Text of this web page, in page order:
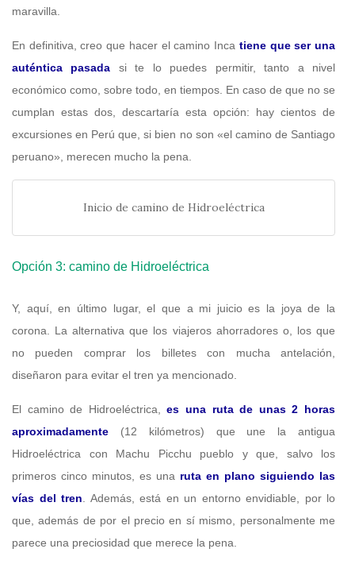
maravilla.
En definitiva, creo que hacer el camino Inca tiene que ser una
auténtica pasada si te lo puedes permitir, tanto a nivel
económico como, sobre todo, en tiempos. En caso de que no se
cumplan estas dos, descartaría esta opción: hay cientos de
excursiones en Perú que, si bien no son «el camino de Santiago
peruano», merecen mucho la pena.
Inicio de camino de Hidroeléctrica
Opción 3: camino de Hidroeléctrica
Y, aquí, en último lugar, el que a mi juicio es la joya de la
corona. La alternativa que los viajeros ahorradores o, los que
no pueden comprar los billetes con mucha antelación,
diseñaron para evitar el tren ya mencionado.
El camino de Hidroeléctrica,es una ruta de unas 2 horas
aproximadamente (12 kilómetros) que une la antigua
Hidroeléctrica con Machu Picchu pueblo y que, salvo los
primeros cinco minutos, es una ruta en plano siguiendo las
vías del tren . Además, está en un entorno envidiable, por lo
que, además de por el precio en sí mismo, personalmente me
parece una preciosidad que merece la pena.